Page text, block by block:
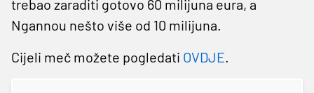
trebao zaraditi gotovo 60 milijuna eura, a
Ngannou nešto više od 10 milijuna.
Cijeli meč možete pogledati OVDJE.